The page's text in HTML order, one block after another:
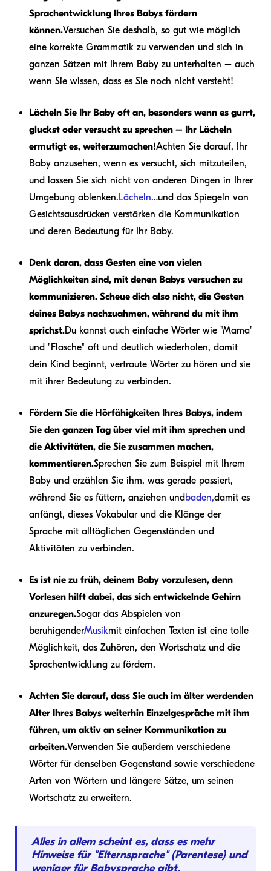
Sprachentwicklung Ihres Babys fördern
können.Versuchen Sie deshalb, so gut wie möglich
eine korrekte Grammatik zu verwenden und sich in
ganzen Sätzen mit Ihrem Baby zu unterhalten – auch
wenn Sie wissen, dass es Sie noch nicht versteht!
Lächeln Sie Ihr Baby oft an, besonders wenn es gurrt,
gluckst oder versucht zu sprechen – Ihr Lächeln
ermutigt es, weiterzumachen!Achten Sie darauf, Ihr
Baby anzusehen, wenn es versucht, sich mitzuteilen,
und lassen Sie sich nicht von anderen Dingen in Ihrer
Umgebung ablenken.Lächeln…und das Spiegeln von
Gesichtsausdrücken verstärken die Kommunikation
und deren Bedeutung für Ihr Baby.
Denk daran, dass Gesten eine von vielen
Möglichkeiten sind, mit denen Babys versuchen zu
kommunizieren. Scheue dich also nicht, die Gesten
deines Babys nachzuahmen, während du mit ihm
sprichst.Du kannst auch einfache Wörter wie "Mama"
und "Flasche" oft und deutlich wiederholen, damit
dein Kind beginnt, vertraute Wörter zu hören und sie
mit ihrer Bedeutung zu verbinden.
Fördern Sie die Hörfähigkeiten Ihres Babys, indem
Sie den ganzen Tag über viel mit ihm sprechen und
die Aktivitäten, die Sie zusammen machen,
kommentieren.Sprechen Sie zum Beispiel mit Ihrem
Baby und erzählen Sie ihm, was gerade passiert,
während Sie es füttern, anziehen und baden,damit es
anfängt, dieses Vokabular und die Klänge der
Sprache mit alltäglichen Gegenständen und
Aktivitäten zu verbinden.
Es ist nie zu früh, deinem Baby vorzulesen, denn
Vorlesen hilft dabei, das sich entwickelnde Gehirn
anzuregen.Sogar das Abspielen von
beruhigenderMusikmit einfachen Texten ist eine tolle
Möglichkeit, das Zuhören, den Wortschatz und die
Sprachentwicklung zu fördern.
Achten Sie darauf, dass Sie auch im älter werdenden
Alter Ihres Babys weiterhin Einzelgespräche mit ihm
führen, um aktiv an seiner Kommunikation zu
arbeiten.Verwenden Sie außerdem verschiedene
Wörter für denselben Gegenstand sowie verschiedene
Arten von Wörtern und längere Sätze, um seinen
Wortschatz zu erweitern.
Alles in allem scheint es, dass es mehr
Hinweise für "Elternsprache" (Parentese) und
weniger für Babysprache gibt.